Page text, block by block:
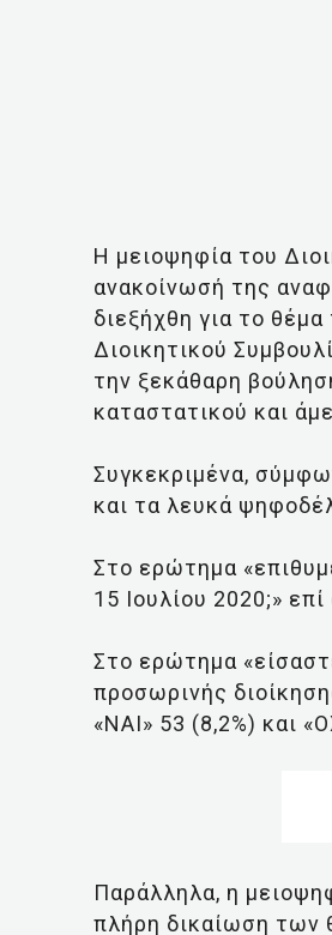
Η μειοψηφία του
ανακοίνωσή της
διεξήχθη για το
Διοικητικού
την ξεκάθαρη
καταστατικού και
Συγκεκριμένα,
και τα λευκά
Στο ερώτημα
15 Ιουλίου 2020;»
Στο ερώτημα
προσωρινής
«ΝΑΙ» 53 (8,2%) και
Παράλληλα, η
πλήρη δικαίωση των